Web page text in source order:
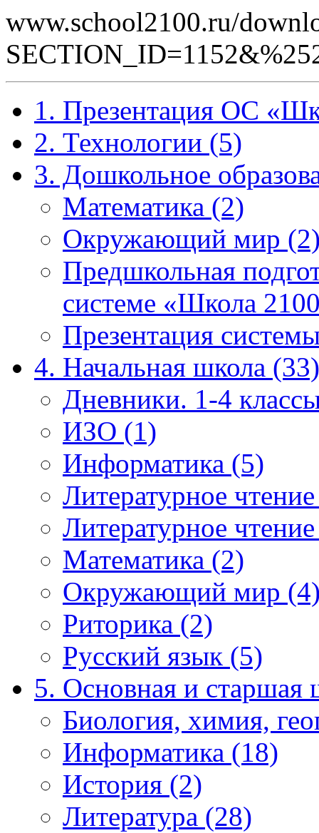
www.school2100.ru/
1. Презентация ОС
2. Технологии (5)
3. Дошкольное
Математика (2)
Окружающий мир
Предшкольная
системе «Школа
Презентация
4. Начальная школа (33)
Дневники. 1-4
ИЗО (1)
Информатика (5)
Литературное
Литературное
Математика (2)
Окружающий мир
Риторика (2)
Русский язык (5)
5. Основная и старшая
Биология, химия,
Информатика (18)
История (2)
Литература (28)